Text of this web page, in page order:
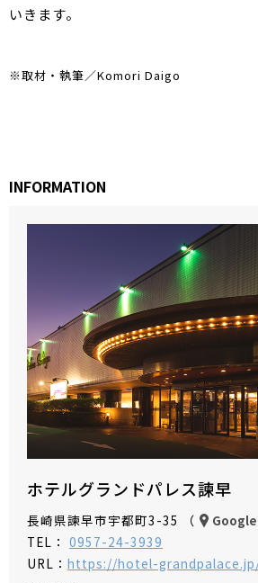
いきます。
※取材・執筆／Komori Daigo
INFORMATION
ホテルグランドパレス諫早
長崎県諫早市宇都町3-35 （ Google
TEL： 0957-24-3939
URL： https://hotel-